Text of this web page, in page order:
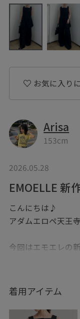
お気に入り
Arisa
153cm
2026.05.28
EMOELLE 新
こんにちは♪
アダムエロペ天王
今回はエモエレの
綺麗めの夏コーデ
Tシャツに飽きた
着用アイテム